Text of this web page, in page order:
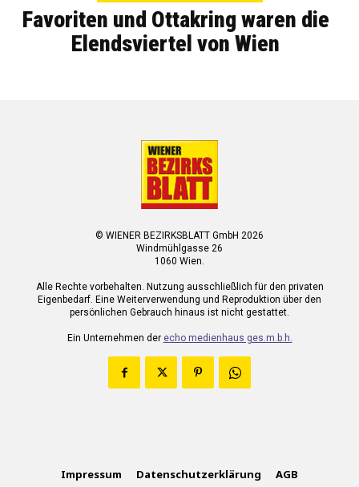
Favoriten und Ottakring waren die
Elendsviertel von Wien
© WIENER BEZIRKSBLATT GmbH 2026
Windmühlgasse 26
1060 Wien.
Alle Rechte vorbehalten. Nutzung ausschließlich für den privaten
Eigenbedarf. Eine Weiterverwendung und Reproduktion über den
persönlichen Gebrauch hinaus ist nicht gestattet.
Ein Unternehmen der echo medienhaus ges.m.b.h.
Impressum Datenschutzerklärung AGB